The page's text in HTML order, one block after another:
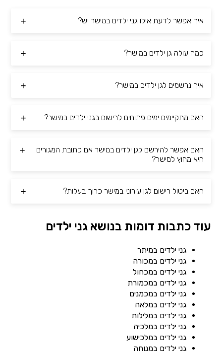
איך אפשר לדעת אילו גני ילדים במישר יש?
כמה עולה גן ילדים במישר?
איך נרשמים לגן ילדים במישר?
האם מתקיימים ימים פתוחים לרישום בגני ילדים במישר?
האם אפשר להירשם לגן ילדים במישר אם כתובת המגורים
היא מחוץ למישר?
האם ביטול רישום לגן עירוני במישר כרוך בעלות?
עוד כתבות דומות בנושא גני ילדים
גני ילדים במיתר
גני ילדים במכורה
גני ילדים במכחול
גני ילדים במכמורת
גני ילדים במכמנים
גני ילדים במלאה
גני ילדים במלילות
גני ילדים במלכיה
גני ילדים במלכישוע
גני ילדים במנוחה